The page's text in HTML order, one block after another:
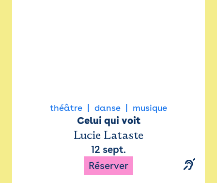
théâtre danse musique
Celui qui voit
Lucie Lataste
12 sept.
Réserver